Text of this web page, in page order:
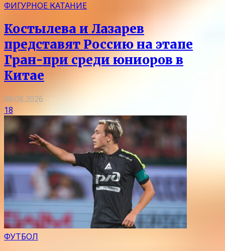
ФИГУРНОЕ КАТАНИЕ
Костылева и Лазарев
представят Россию на этапе
Гран-при среди юниоров в
Китае
08.08.2026
18
ФУТБОЛ